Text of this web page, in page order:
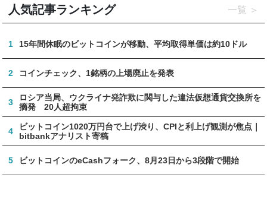
人気記事ランキング 一覧
1 15年間休眠のビットコインが移動、平均取得単価は約10ドル
2 コインチェック、1銘柄の上場廃止を発表
3
ロシア当局、ウクライナ発詐欺に関与した違法仮想通貨交換所を
摘発 20人超拘束
4
ビットコイン1020万円台で上げ渋り、CPIと利上げ観測が焦点｜
bitbankアナリスト寄稿
5 ビットコインのeCashフォーク、8月23日から3段階で開始